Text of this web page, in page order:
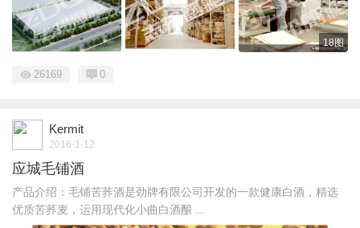
18图
26169 0
Kermit
2016-1-12
应城毛铺酒
产品介绍：毛铺苦荞酒是劲牌有限公司开发的一款健康白酒，精选
优质苦荞麦，运用现代化小曲白酒酿 ...